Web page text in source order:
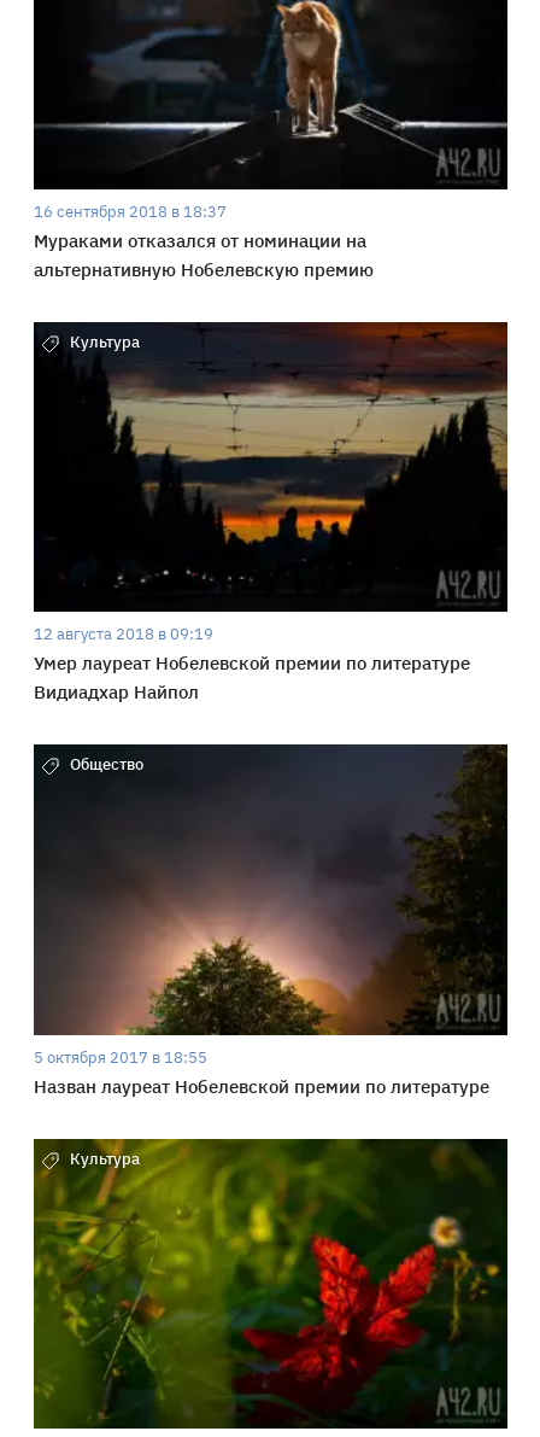
16 сентября 2018 в 18:37
Мураками отказался от номинации на
альтернативную Нобелевскую премию
Культура
12 августа 2018 в 09:19
Умер лауреат Нобелевской премии по литературе
Видиадхар Найпол
Общество
5 октября 2017 в 18:55
Назван лауреат Нобелевской премии по литературе
Культура